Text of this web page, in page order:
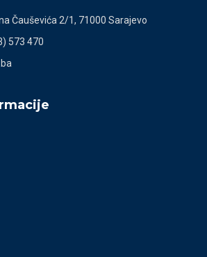
Čauševića 2/1, 71000 Sarajevo
573 470